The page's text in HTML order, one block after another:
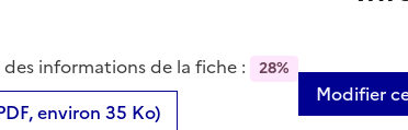
informations de la fiche : 28%
environ 35 Ko)
Modifier